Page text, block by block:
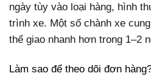
ngày tùy vào loại hàng, hình
trình xe. Một số chành xe
thể giao nhanh hơn trong 1–2
Làm sao để theo dõi đơn